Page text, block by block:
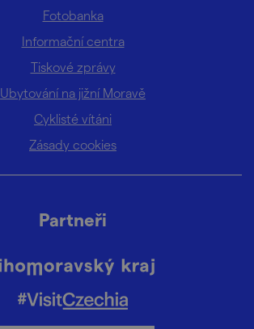
Fotobanka
Informační centra
Tiskové zprávy
Ubytování na jižní Moravě
Cyklisté vítáni
Zásady cookies
Partneři